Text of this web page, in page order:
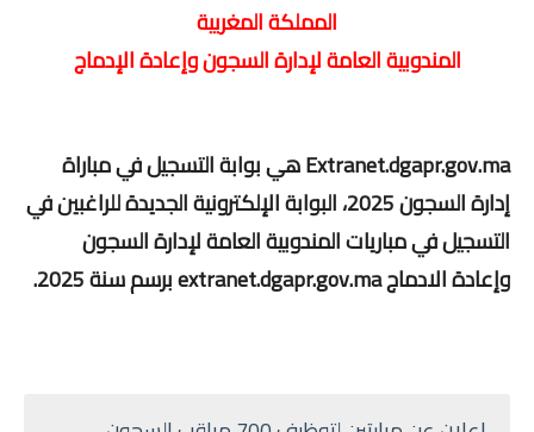
المملكة المغربية
المندوبية العامة لإدارة السجون وإعادة الإدماج
Extranet.dgapr.gov.ma هي بوابة التسجيل في مباراة
إدارة السجون 2025، البوابة الإلكترونية الجديدة للراغبين في
التسجيل في مباريات المندوبية العامة لإدارة السجون
وإعادة الادماج extranet.dgapr.gov.ma برسم سنة 2025.